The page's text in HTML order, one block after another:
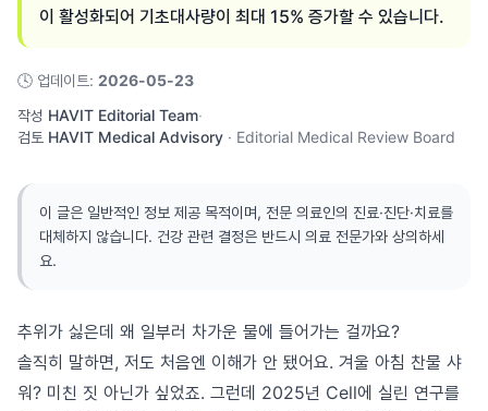
이 활성화되어 기초대사량이 최대 15% 증가할 수 있습니다.
🕓 업데이트: 2026-05-23
작성 HAVIT Editorial Team·
검토 HAVIT Medical Advisory · Editorial Medical Review Board
이 글은 일반적인 정보 제공 목적이며, 전문 의료인의 진료·진단·치료를
대체하지 않습니다. 건강 관련 결정은 반드시 의료 전문가와 상의하세
요.
추위가 싫은데 왜 일부러 차가운 물에 들어가는 걸까요?
솔직히 말하면, 저도 처음엔 이해가 안 됐어요. 겨울 아침 찬물 샤
워? 미친 짓 아닌가 싶었죠. 그런데 2025년 Cell에 실린 연구를